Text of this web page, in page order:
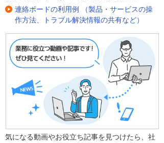
連絡ボードの利用例 （製品・サービスの操
作方法、トラブル解決情報の共有など）
気になる動画やお役立ち記事を見つけたら、社